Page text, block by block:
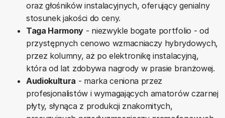
oraz głośników instalacyjnych, oferujący genialny
stosunek jakości do ceny.
Taga Harmony - niezwykle bogate portfolio - od
przystępnych cenowo wzmacniaczy hybrydowych,
przez kolumny, aż po elektronikę instalacyjną,
która od lat zdobywa nagrody w prasie branżowej.
Audiokultura - marka ceniona przez
profesjonalistów i wymagających amatorów czarnej
płyty, słynąca z produkcji znakomitych,